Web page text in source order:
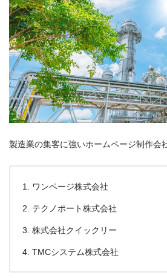
製造業の集客に強いホームページ制作会
ワンページ株式会社
テクノポート株式会社
株式会社クイックリー
TMCシステム株式会社